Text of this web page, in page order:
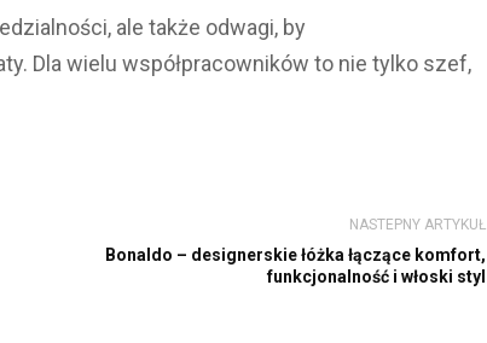
ale także odwagi, by
Dla wielu współpracowników to nie tylko szef,
NASTEPNY ARTYKUŁ
Bonaldo – designerskie łóżka łączące komfort,
funkcjonalność i włoski styl